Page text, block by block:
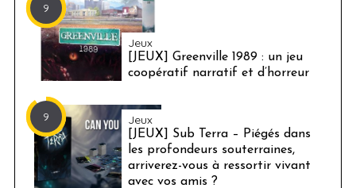
9
Jeux
[JEUX] Greenville 1989 : un jeu
coopératif narratif et d’horreur
9 Jeux
[JEUX] Sub Terra – Piégés dans
les profondeurs souterraines,
arriverez-vous à ressortir vivant
avec vos amis ?